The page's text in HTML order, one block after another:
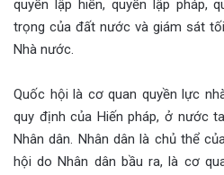
quyền lập hiến, quyền lập pháp,
trọng của đất nước và giám sát
Nhà nước.
Quốc hội là cơ quan quyền lực
quy định của Hiến pháp, ở nước
Nhân dân. Nhân dân là chủ thể
hội do Nhân dân bầu ra, là cơ